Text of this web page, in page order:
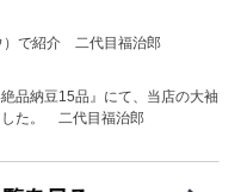
）で紹介 二代目福治郎
絶品納豆15品』にて、当店の大袖
した。 二代目福治郎